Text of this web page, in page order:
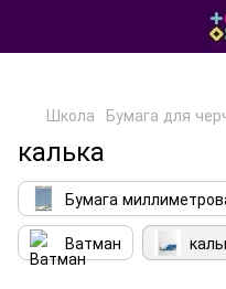
Школа Бумага для
калька
Бумага
Ватман